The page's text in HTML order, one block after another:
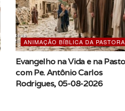
ANIMAÇÃO BÍBLICA DA
Evangelho na Vida e na
com Pe. Antônio Carlos
Rodrigues, 05-08-2026